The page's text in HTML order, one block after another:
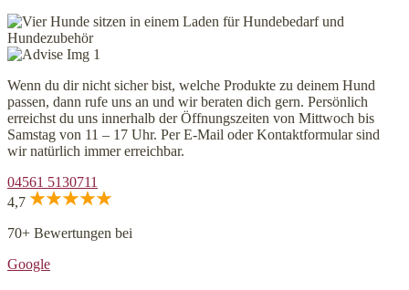
Wenn du dir nicht sicher bist, welche Produkte zu deinem Hund
passen, dann rufe uns an und wir beraten dich gern. Persönlich
erreichst du uns innerhalb der Öffnungszeiten von Mittwoch bis
Samstag von 11 – 17 Uhr. Per E-Mail oder Kontaktformular sind
wir natürlich immer erreichbar.
04561 5130711
4,7
70+ Bewertungen bei
Google